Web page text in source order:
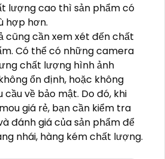
lượng cao thì sản phẩm có
hợp hơn.
cũng cần xem xét đến chất
Có thể có những camera
chất lượng hình ảnh
ổn định, hoặc không
về bảo mật. Do đó, khi
giá rẻ, bạn cần kiểm tra
đánh giá của sản phẩm để
nhái, hàng kém chất lượng.